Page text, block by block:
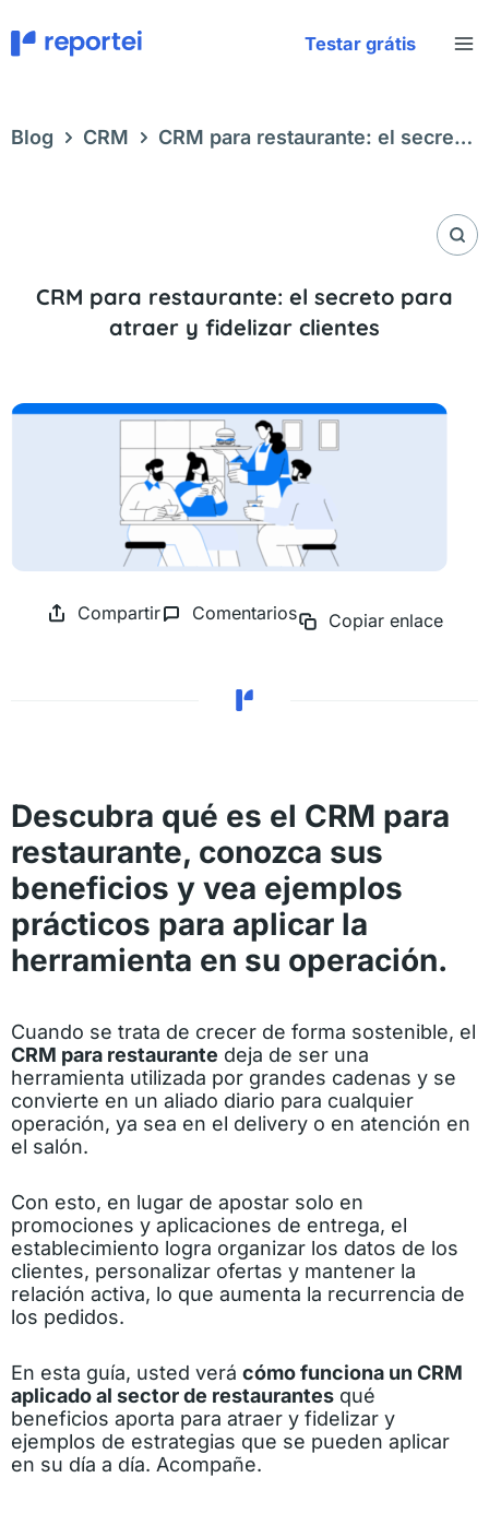
al
contenido
Testar grátis
Blog CRM
CRM para restaurante: el secreto
CRM para restaurante: el secreto para
atraer y fidelizar clientes
Compartir Comentarios Copiar enlace
Descubra qué es el CRM para
restaurante, conozca sus
beneficios y vea ejemplos
prácticos para aplicar la
herramienta en su operación.
Cuando se trata de crecer de forma sostenible, el
CRM para restaurante deja de ser una
herramienta utilizada por grandes cadenas y se
convierte en un aliado diario para cualquier
operación, ya sea en el delivery o en atención en
el salón.
Con esto, en lugar de apostar solo en
promociones y aplicaciones de entrega, el
establecimiento logra organizar los datos de los
clientes, personalizar ofertas y mantener la
relación activa, lo que aumenta la recurrencia de
los pedidos.
En esta guía, usted verá cómo funciona un CRM
aplicado al sector de restaurantes qué
beneficios aporta para atraer y fidelizar y
ejemplos de estrategias que se pueden aplicar
en su día a día. Acompañe.